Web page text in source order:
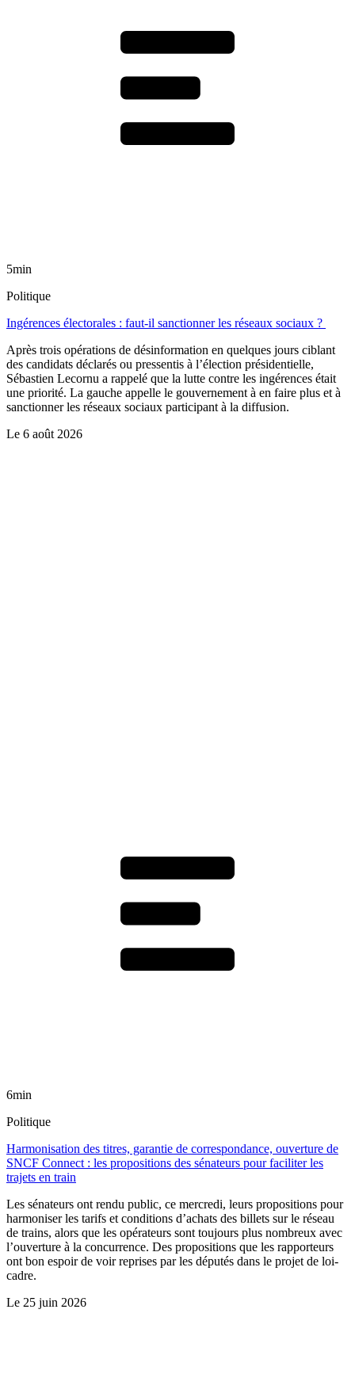
5min
Politique
Ingérences électorales : faut-il sanctionner les réseaux sociaux ?
Après trois opérations de désinformation en quelques jours ciblant
des candidats déclarés ou pressentis à l’élection présidentielle,
Sébastien Lecornu a rappelé que la lutte contre les ingérences était
une priorité. La gauche appelle le gouvernement à en faire plus et à
sanctionner les réseaux sociaux participant à la diffusion.
Le 6 août 2026
6min
Politique
Harmonisation des titres, garantie de correspondance, ouverture de
SNCF Connect : les propositions des sénateurs pour faciliter les
trajets en train
Les sénateurs ont rendu public, ce mercredi, leurs propositions pour
harmoniser les tarifs et conditions d’achats des billets sur le réseau
de trains, alors que les opérateurs sont toujours plus nombreux avec
l’ouverture à la concurrence. Des propositions que les rapporteurs
ont bon espoir de voir reprises par les députés dans le projet de loi-
cadre.
Le 25 juin 2026